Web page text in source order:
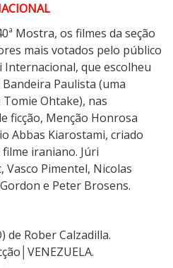
Mostra, os filmes da seção
mais votados pelo público
que escolheu
Paulista (uma
Ohtake), nas
ficção, Menção Honrosa
Abbas Kiarostami, criado
iraniano. Júri
Pimentel, Nicolas
e Peter Brosens.
de Rober Calzadilla.